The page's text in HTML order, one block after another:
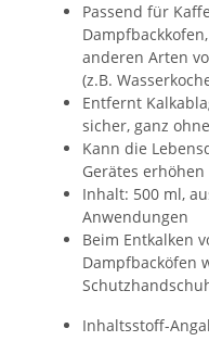
Passend für
anderen Arten
(z.B.
Entfernt
sicher, ganz
Kann die
Gerätes erhöhen
Inhalt: 500 ml,
Anwendungen
Beim Entkalken
Dampfbacköfen
Inhaltsstoff-